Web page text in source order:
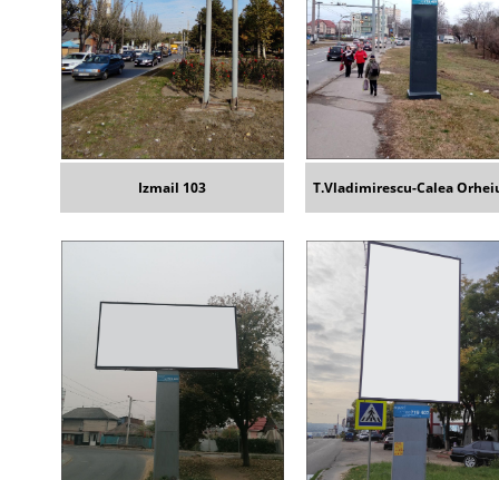
Izmail 103 T.Vladimirescu-Calea